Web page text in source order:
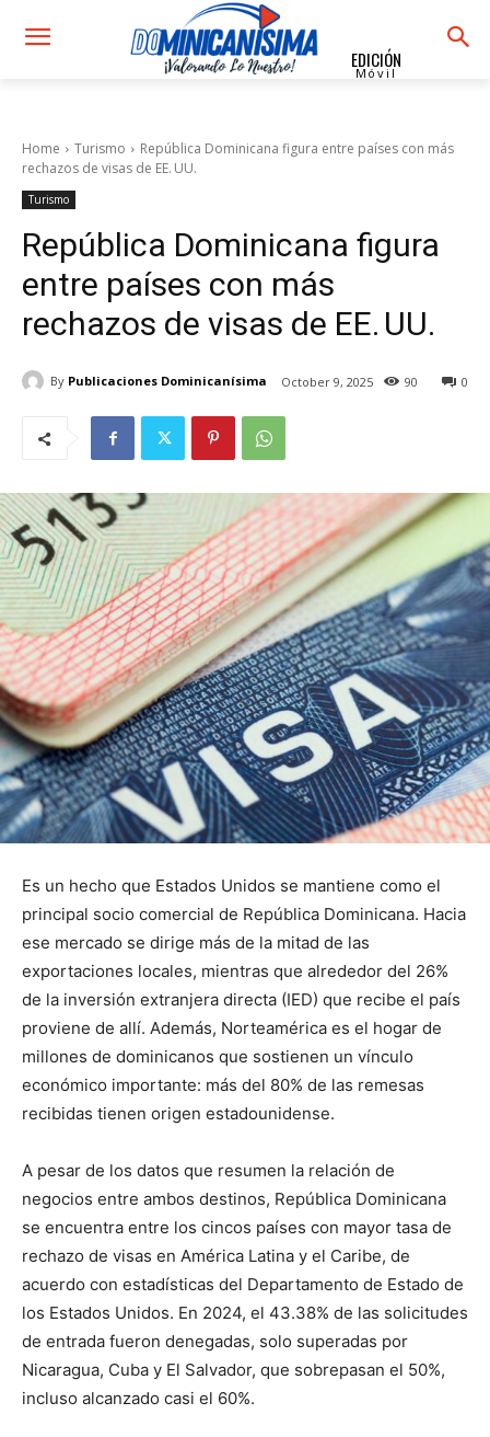
EDICIÓN
Móvil
Home Turismo
República Dominicana figura entre países con más
rechazos de visas de EE. UU.
Turismo
República Dominicana figura
entre países con más
rechazos de visas de EE. UU.
By Publicaciones Dominicanísima October 9, 2025 0
90
Es un hecho que Estados Unidos se mantiene como el
principal socio comercial de República Dominicana. Hacia
ese mercado se dirige más de la mitad de las
exportaciones locales, mientras que alrededor del 26%
de la inversión extranjera directa (IED) que recibe el país
proviene de allí. Además, Norteamérica es el hogar de
millones de dominicanos que sostienen un vínculo
económico importante: más del 80% de las remesas
recibidas tienen origen estadounidense.
A pesar de los datos que resumen la relación de
negocios entre ambos destinos, República Dominicana
se encuentra entre los cincos países con mayor tasa de
rechazo de visas en América Latina y el Caribe, de
acuerdo con estadísticas del Departamento de Estado de
los Estados Unidos. En 2024, el 43.38% de las solicitudes
de entrada fueron denegadas, solo superadas por
Nicaragua, Cuba y El Salvador, que sobrepasan el 50%,
incluso alcanzado casi el 60%.